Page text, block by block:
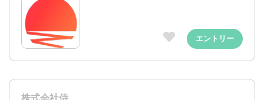
エントリー
株式会社侍